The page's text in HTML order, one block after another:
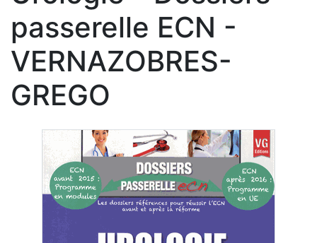
passerelle ECN -
VERNAZOBRES-
GREGO